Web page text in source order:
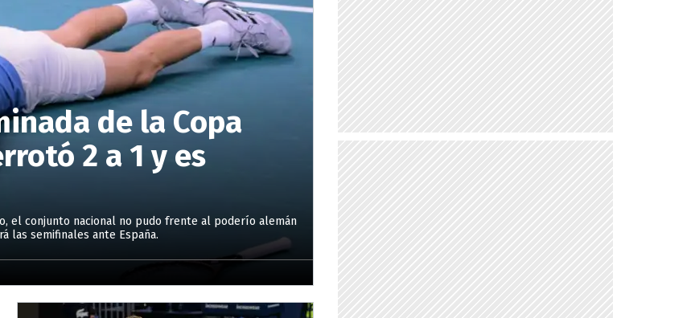
de la Copa
2 a 1 y es
el conjunto nacional no pudo frente al poderío alemán
las semifinales ante España.